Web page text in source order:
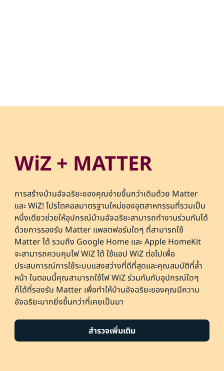
WiZ + MATTER
การสร้างบ้านอัจฉริยะของคุณง่ายขึ้นกว่าเดิมด้วย Matter
และ WiZ! โปรโตคอลมาตรฐานใหม่ของอุตสาหกรรมที่รวมเป็น
หนึ่งเดียวช่วยให้อุปกรณ์บ้านอัจฉริยะสามารถทำงานร่วมกันได้
ด้วยการรองรับ Matter แพลตฟอร์มใดๆ ที่สามารถใช้
Matter ได้ รวมถึง Google Home และ Apple HomeKit
จะสามารถควบคุมไฟ WiZ ได้ ใช้แอป WiZ ต่อไปเพื่อ
ประสบการณ์การใช้ระบบแสงสว่างที่ดีที่สุดและคุณสมบัติที่ล้ำ
หน้า ในตอนนี้คุณสามารถใช้ไฟ WiZ ร่วมกันกับอุปกรณ์ใดๆ
ก็ได้ที่รองรับ Matter เพื่อทำให้บ้านอัจฉริยะของคุณมีความ
อัจฉริยะมากยิ่งขึ้นกว่าที่เคยเป็นมา
สำรวจเพิ่มเติม